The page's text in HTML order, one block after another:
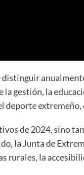
gestión, la
deporte
de 2024, sino
la Junta de
rurales, la